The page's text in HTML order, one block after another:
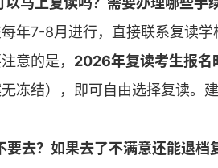
年7-8月进行，直接联系复读
意的是， 2026年复读考生报名
冻结），即可自由选择复读。
去？如果去了不满意还能退档